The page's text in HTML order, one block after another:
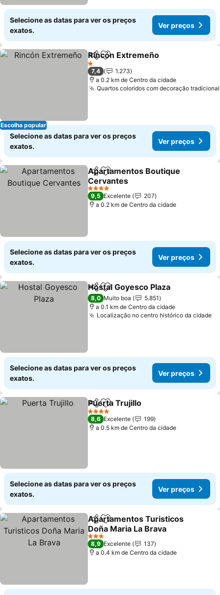
Selecione as datas para ver os preços
exatos.
Ver preços
Escolha popular
PartilharAdicionar aos favoritos
Rincón Extremeño
1 Estrelas
7,4
1.273
a 0.2 km de Centro da cidade
Quartos coloridos com decoração tradicional
Selecione as datas para ver os preços
exatos.
Ver preços
PartilharAdicionar aos favoritos
Apartamentos Boutique
Cervantes
4 Estrelas
9,5 Excelente
207
a 0.2 km de Centro da cidade
Selecione as datas para ver os preços
exatos.
Ver preços
PartilharAdicionar aos favoritos
Hostal Goyesco Plaza
8,0 Muito boa
5.851
a 0.1 km de Centro da cidade
Localização no centro histórico da cidade
Selecione as datas para ver os preços
exatos.
Ver preços
PartilharAdicionar aos favoritos
Puerta Trujillo
4 Estrelas
8,6 Excelente
199
a 0.5 km de Centro da cidade
Selecione as datas para ver os preços
exatos.
Ver preços
PartilharAdicionar aos favoritos
Apartamentos Turisticos
Doña Maria La Brava
3 Estrelas
8,9 Excelente
137
a 0.4 km de Centro da cidade